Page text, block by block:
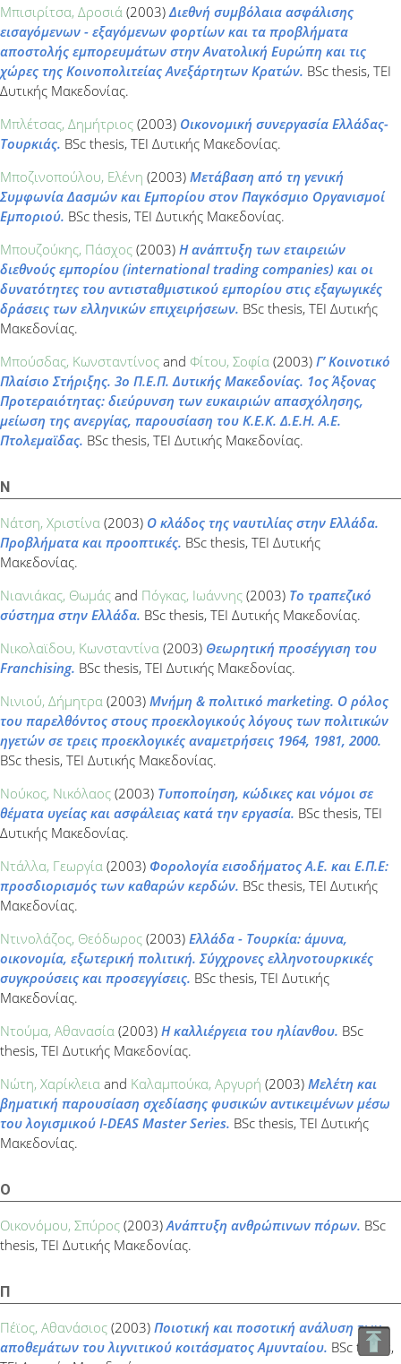
Μπισιρίτσα, Δροσιά (2003) Διεθνή συμβόλαια ασφάλισης
εισαγόμενων - εξαγόμενων φορτίων και τα προβλήματα
αποστολής εμπορευμάτων στην Ανατολική Ευρώπη και τις
χώρες της Κοινοπολιτείας Ανεξάρτητων Κρατών. BSc thesis, ΤΕΙ
Δυτικής Μακεδονίας.
Μπλέτσας, Δημήτριος (2003) Οικονομική συνεργασία Ελλάδας-
Τουρκιάς. BSc thesis, ΤΕΙ Δυτικής Μακεδονίας.
Μποζινοπούλου, Ελένη (2003) Μετάβαση από τη γενική
Συμφωνία Δασμών και Εμπορίου στον Παγκόσμιο Οργανισμοί
Εμποριού. BSc thesis, ΤΕΙ Δυτικής Μακεδονίας.
Μπουζούκης, Πάσχος (2003) Η ανάπτυξη των εταιρειών
διεθνούς εμπορίου (international trading companies) και οι
δυνατότητες του αντισταθμιστικού εμπορίου στις εξαγωγικές
δράσεις των ελληνικών επιχειρήσεων. BSc thesis, ΤΕΙ Δυτικής
Μακεδονίας.
Μπούσδας, Κωνσταντίνος and Φίτου, Σοφία (2003) Γ’ Κοινοτικό
Πλαίσιο Στήριξης. 3ο Π.Ε.Π. Δυτικής Μακεδονίας. 1ος Άξονας
Προτεραιότητας: διεύρυνση των ευκαιριών απασχόλησης,
μείωση της ανεργίας, παρουσίαση του Κ.Ε.Κ. Δ.Ε.Η. Α.Ε.
Πτολεμαϊδας. BSc thesis, ΤΕΙ Δυτικής Μακεδονίας.
Ν
Νάτση, Χριστίνα (2003) Ο κλάδος της ναυτιλίας στην Ελλάδα.
Προβλήματα και προοπτικές. BSc thesis, ΤΕΙ Δυτικής
Μακεδονίας.
Νιανιάκας, Θωμάς and Πόγκας, Ιωάννης (2003) Το τραπεζικό
σύστημα στην Ελλάδα. BSc thesis, ΤΕΙ Δυτικής Μακεδονίας.
Νικολαϊδου, Κωνσταντίνα (2003) Θεωρητική προσέγγιση του
Franchising. BSc thesis, ΤΕΙ Δυτικής Μακεδονίας.
Νινιού, Δήμητρα (2003) Μνήμη & πολιτικό marketing. Ο ρόλος
του παρελθόντος στους προεκλογικούς λόγους των πολιτικών
ηγετών σε τρεις προεκλογικές αναμετρήσεις 1964, 1981, 2000.
BSc thesis, ΤΕΙ Δυτικής Μακεδονίας.
Νούκος, Νικόλαος (2003) Τυποποίηση, κώδικες και νόμοι σε
θέματα υγείας και ασφάλειας κατά την εργασία. BSc thesis, ΤΕΙ
Δυτικής Μακεδονίας.
Ντάλλα, Γεωργία (2003) Φορολογία εισοδήματος Α.Ε. και Ε.Π.Ε:
προσδιορισμός των καθαρών κερδών. BSc thesis, ΤΕΙ Δυτικής
Μακεδονίας.
Ντινολάζος, Θεόδωρος (2003) Ελλάδα - Τουρκία: άμυνα,
οικονομία, εξωτερική πολιτική. Σύγχρονες ελληνοτουρκικές
συγκρούσεις και προσεγγίσεις. BSc thesis, ΤΕΙ Δυτικής
Μακεδονίας.
Ντούμα, Αθανασία (2003) Η καλλιέργεια του ηλίανθου. BSc
thesis, ΤΕΙ Δυτικής Μακεδονίας.
Νώτη, Χαρίκλεια and Καλαμπούκα, Αργυρή (2003) Μελέτη και
βηματική παρουσίαση σχεδίασης φυσικών αντικειμένων μέσω
του λογισμικού I-DEAS Master Series. BSc thesis, ΤΕΙ Δυτικής
Μακεδονίας.
Ο
Οικονόμου, Σπύρος (2003)Ανάπτυξη ανθρώπινων πόρων. BSc
thesis, ΤΕΙ Δυτικής Μακεδονίας.
Π
Πέϊος, Αθανάσιος (2003) Ποιοτική και ποσοτική ανάλυση των
αποθεμάτων του λιγνιτικού κοιτάσματος Αμυνταίου. BSc thesis,